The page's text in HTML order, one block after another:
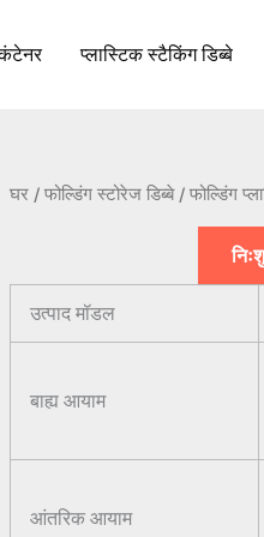
प्लास्टिक स्टैकिंग डिब्बे
घर / फोल्डिंग स्टोरेज डिब्बे/ फोल्डिंग
उत्पाद मॉडल
बाह्य आयाम
आंतरिक आयाम